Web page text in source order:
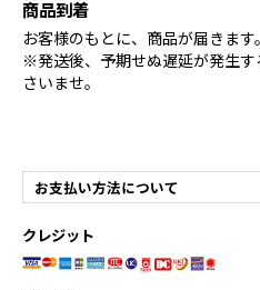
商品到着
お客様のもとに、商品が届きます。
※発送後、予期せぬ遅延が発生
さいませ。
お支払い方法について
クレジット